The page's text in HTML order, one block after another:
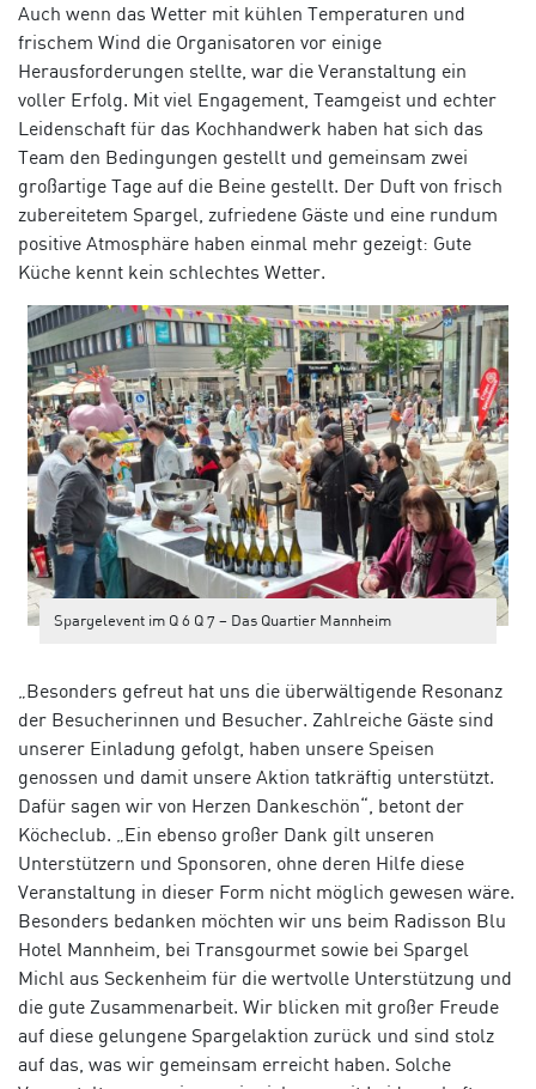
Auch wenn das Wetter mit kühlen Temperaturen und
frischem Wind die Organisatoren vor einige
Herausforderungen stellte, war die Veranstaltung ein
voller Erfolg. Mit viel Engagement, Teamgeist und echter
Leidenschaft für das Kochhandwerk haben hat sich das
Team den Bedingungen gestellt und gemeinsam zwei
großartige Tage auf die Beine gestellt. Der Duft von frisch
zubereitetem Spargel, zufriedene Gäste und eine rundum
positive Atmosphäre haben einmal mehr gezeigt: Gute
Küche kennt kein schlechtes Wetter.
Spargelevent im Q 6 Q 7 – Das Quartier Mannheim
„Besonders gefreut hat uns die überwältigende Resonanz
der Besucherinnen und Besucher. Zahlreiche Gäste sind
unserer Einladung gefolgt, haben unsere Speisen
genossen und damit unsere Aktion tatkräftig unterstützt.
Dafür sagen wir von Herzen Dankeschön“, betont der
Köcheclub. „Ein ebenso großer Dank gilt unseren
Unterstützern und Sponsoren, ohne deren Hilfe diese
Veranstaltung in dieser Form nicht möglich gewesen wäre.
Besonders bedanken möchten wir uns beim Radisson Blu
Hotel Mannheim, bei Transgourmet sowie bei Spargel
Michl aus Seckenheim für die wertvolle Unterstützung und
die gute Zusammenarbeit. Wir blicken mit großer Freude
auf diese gelungene Spargelaktion zurück und sind stolz
auf das, was wir gemeinsam erreicht haben. Solche